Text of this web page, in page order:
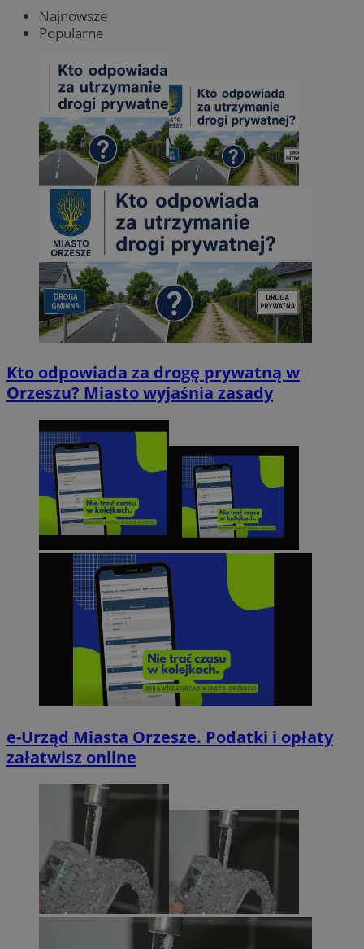
Najnowsze
Popularne
Kto odpowiada za drogę prywatną w
Orzeszu? Miasto wyjaśnia zasady
e-Urząd Miasta Orzesze. Podatki i opłaty
załatwisz online